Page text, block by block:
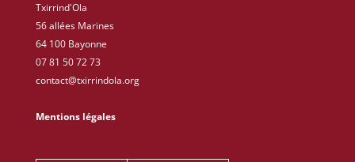
Txirrind'Ola
56 allées Marines
64 100 Bayonne
07 81 50 72 73
contact@txirrindola.org
Mentions légales